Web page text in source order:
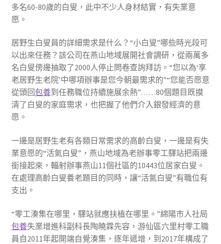
多名60-80歲的白叟，此中不少人身材結實，有失業意
愿。
居野生白叟員的詳細需求是什么？“小白叟”哪些時光段可
以出來任務？該公司在燕山地域展開社會調研，從兩萬多
名白叟傍邊抽取了2000人停止問卷查詢拜訪。“您以為‘享
老居野生老院’中哪項辦事是您今朝最需求的”“您能否愿意
從頭回包養到任務職位持續施展余熱”……80個題目既摸
清了白叟的家庭需求，也把握了他們介入銀發經濟的意
愿。
一邊是居野生老有各類日常需求的高齡白叟，一邊是有失
業意愿的“活氣白叟”，燕山地域為老辦事零工驛站把兩邊
銜接起來，輻射辦事燕山11個社區的10443位居家白叟。
在處理高齡白叟養老題目的同時，讓“活氣白叟”有職位有
支出。
“零工湊集在哪里，驛站就應扶植在哪里。”綿陽市人社局
包養失業增進科副科長陶曉霖先容，游仙區六里村零工職
員自2011年起開端自覺湊集，逐年遞增，到2017年構成了